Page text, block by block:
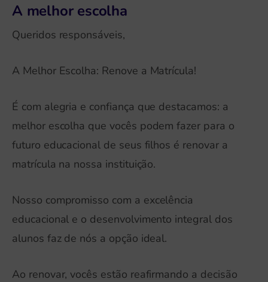
A melhor escolha
Queridos responsáveis,
A Melhor Escolha: Renove a Matrícula!
É com alegria e confiança que destacamos: a
melhor escolha que vocês podem fazer para o
futuro educacional de seus filhos é renovar a
matrícula na nossa instituição.
Nosso compromisso com a excelência
educacional e o desenvolvimento integral dos
alunos faz de nós a opção ideal.
Ao renovar, vocês estão reafirmando a decisão